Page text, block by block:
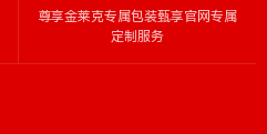
尊享金莱克专属包装甄享官网专属
定制服务